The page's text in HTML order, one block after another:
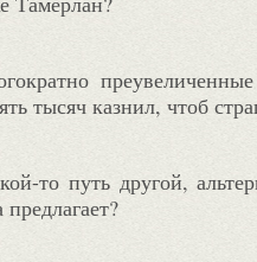
тысяч казнил, чтоб
то путь другой,